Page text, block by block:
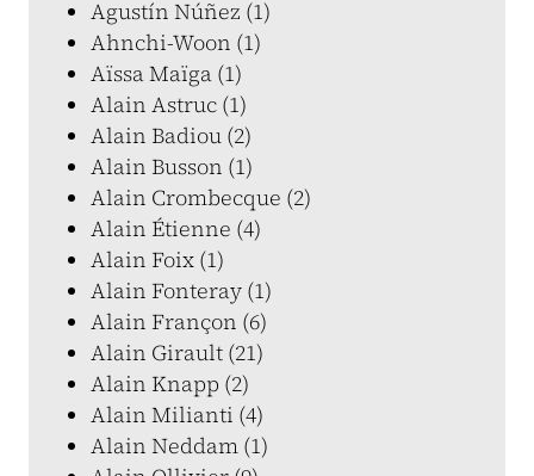
Agustín Núñez (1)
Ahnchi-Woon (1)
Aïssa Maïga (1)
Alain Astruc (1)
Alain Badiou (2)
Alain Busson (1)
Alain Crombecque (2)
Alain Étienne (4)
Alain Foix (1)
Alain Fonteray (1)
Alain Françon (6)
Alain Girault (21)
Alain Knapp (2)
Alain Milianti (4)
Alain Neddam (1)